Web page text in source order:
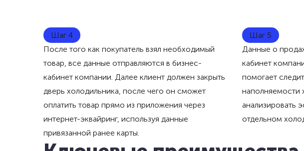
Шаг 4
После того как покупатель взял необходимый
товар, все данные отправляются в бизнес-
кабинет компании. Далее клиент должен закрыть
дверь холодильника, после чего он сможет
оплатить товар прямо из приложения через
интернет-эквайринг, используя данные
привязанной ранее карты.
Шаг 5
Данные о
кабинет
помогает
наполняемости
анализировать
отдельном